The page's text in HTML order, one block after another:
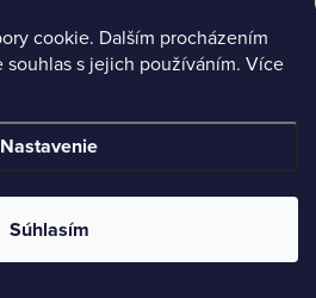
cookie. Dalším procházením
s jejich používáním. Více
Nastavenie
Súhlasím
Proč na něm záleží